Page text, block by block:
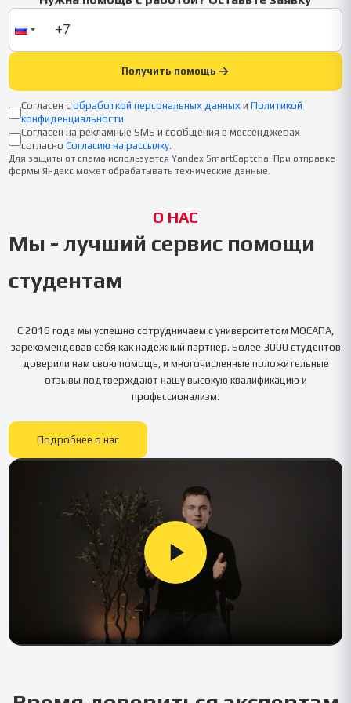
Получить помощь
Согласен с обработкой персональных данных и Политикой
конфиденциальности.
Согласен на рекламные SMS и сообщения в мессенджерах
согласно Согласию на рассылку.
Для защиты от спама используется Yandex SmartCaptcha. При отправке
формы Яндекс может обрабатывать технические данные.
О НАС
Мы - лучший сервис помощи
студентам
С 2016 года мы успешно сотрудничаем с университетом МОСАПА
зарекомендовав себя как надёжный партнёр. Более 3000 студентов
доверили нам свою помощь, и многочисленные положительные
отзывы подтверждают нашу высокую квалификацию и
профессионализм.
Подробнее о нас